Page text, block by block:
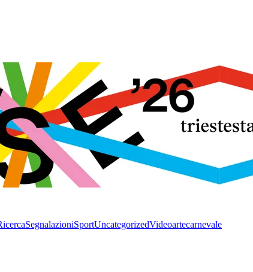
SegnalazioniSportUncategorizedVideoartecarnevale